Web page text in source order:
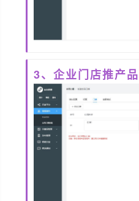
3、企业门店推产